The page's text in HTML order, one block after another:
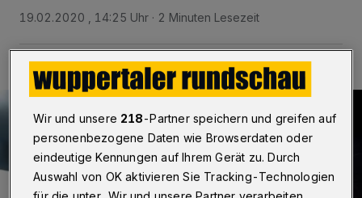
19.02.2020 , 14:25 Uhr 2 Minuten Lesezeit
Wir und unsere 218-Partner speichern und greifen auf
personenbezogene Daten wie Browserdaten oder
eindeutige Kennungen auf Ihrem Gerät zu. Durch
Auswahl von OK aktivieren Sie Tracking-Technologien